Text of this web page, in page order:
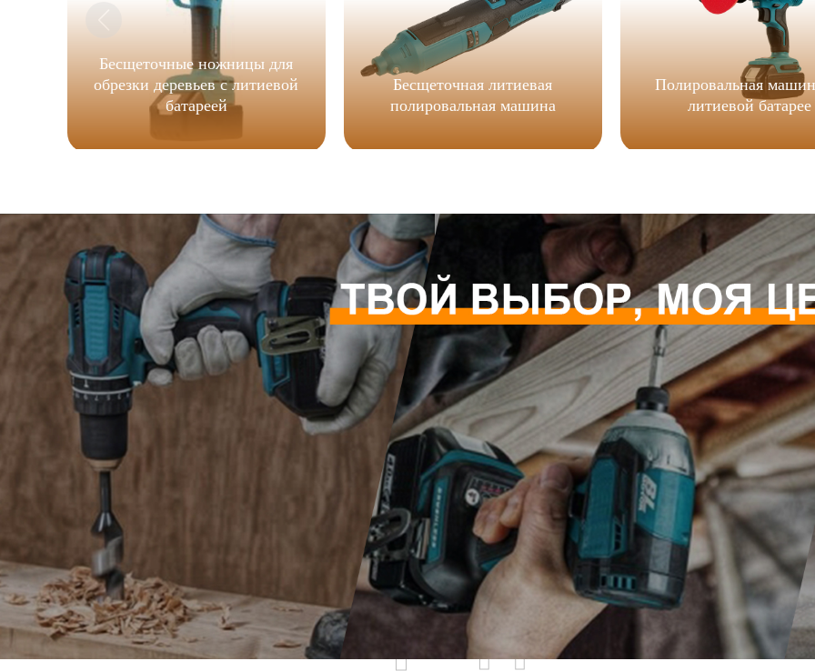
Бесщеточные ножницы для
обрезки деревьев с литиевой
батареей
Бесщеточная литиевая
полировальная машина
Полировальная
литиевой батарее
Самые